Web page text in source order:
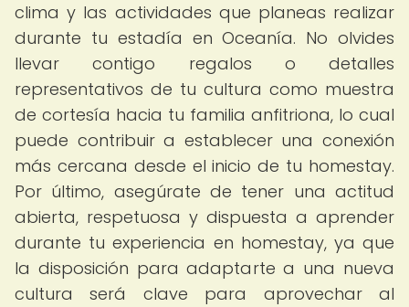
clima y las actividades que planeas realizar
durante tu estadía en Oceanía. No olvides
llevar contigo regalos o detalles
representativos de tu cultura como muestra
de cortesía hacia tu familia anfitriona, lo cual
puede contribuir a establecer una conexión
más cercana desde el inicio de tu homestay.
Por último, asegúrate de tener una actitud
abierta, respetuosa y dispuesta a aprender
durante tu experiencia en homestay, ya que
la disposición para adaptarte a una nueva
cultura será clave para aprovechar al